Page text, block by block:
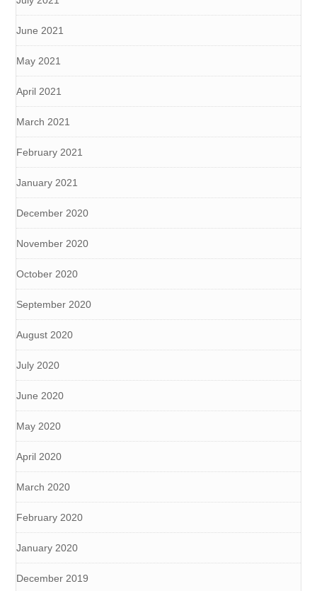
June 2021
May 2021
April 2021
March 2021
February 2021
January 2021
December 2020
November 2020
October 2020
September 2020
August 2020
July 2020
June 2020
May 2020
April 2020
March 2020
February 2020
January 2020
December 2019